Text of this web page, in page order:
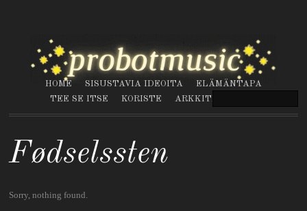
HOME SISUSTAVIA IDEOITA
ELÄMÄNTAPA
TEE SE ITSE
KORISTE ARKKITEHTUURI
Fødselssten
Sorry, nothing found.